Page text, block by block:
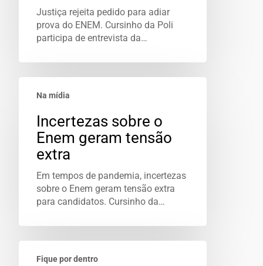
Justiça rejeita pedido para adiar
prova do ENEM. Cursinho da Poli
participa de entrevista da…
Na mídia
Incertezas sobre o
Enem geram tensão
extra
Em tempos de pandemia, incertezas
sobre o Enem geram tensão extra
para candidatos. Cursinho da…
Fique por dentro